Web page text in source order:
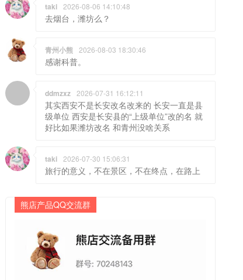
taki 2026-08-06 14:10:48
去烟台，潍坊么？
青州小熊 2026-08-03 18:30:46
感谢科普。
ddmzxz 2026-07-31 16:12:11
其实西安不是长安改名改来的 长安一直是县
级单位 西安是长安县的“上级单位”改的名 就
好比如果潍坊改名 和青州没啥关系
taki 2026-07-30 15:06:31
旅行的意义，不在景区，不在终点，在路上
熊店产品QQ交流群